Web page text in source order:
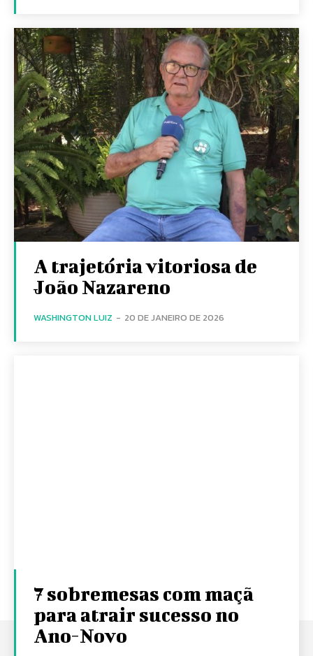
A trajetória vitoriosa de
João Nazareno
WASHINGTON LUIZ - 20 DE JANEIRO DE 2026
7 sobremesas com maçã
para atrair sucesso no
Ano-Novo